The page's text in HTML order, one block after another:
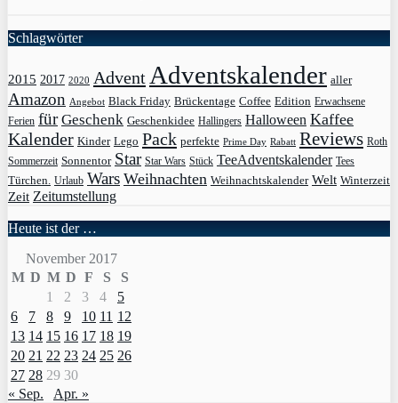
Schlagwörter
2015 2017 2020 Advent Adventskalender aller
Amazon Angebot Black Friday Brückentage Coffee Edition Erwachsene
Ferien für Geschenk Geschenkidee Hallingers Halloween Kaffee
Kalender Kinder Lego Pack perfekte Prime Day Rabatt Reviews Roth
Sommerzeit Sonnentor Star Star Wars Stück TeeAdventskalender Tees
Türchen. Urlaub Wars Weihnachten Weihnachtskalender Welt Winterzeit
Zeit Zeitumstellung
Heute ist der …
November 2017
M D M D F S
S
1
2 3 4
5
6
7 8 9 10 11 12
13 14 15 16 17 18 19
20 21 22 23 24 25 26
27 28 29 30
« Sep.
Apr. »